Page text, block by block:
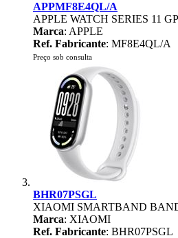
APPMF8E4QL/A
APPLE WATCH SERIES 11
Marca: APPLE
Ref. Fabricante: MF8E4QL/A
Preço sob consulta
BHR07PSGL
XIAOMI SMARTBAND
Marca: XIAOMI
Ref. Fabricante: BHR07PSGL